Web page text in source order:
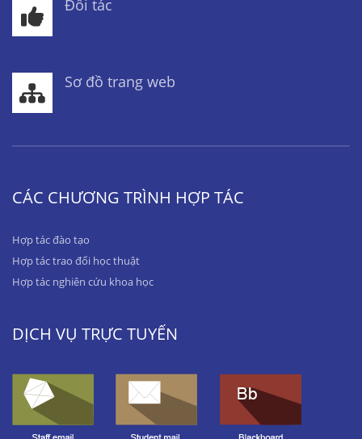
Đối tác
Sơ đồ trang web
CÁC CHƯƠNG TRÌNH HỢP TÁC
Hợp tác đào tạo
Hợp tác trao đổi học thuật
Hợp tác nghiên cứu khoa học
DỊCH VỤ TRỰC TUYẾN